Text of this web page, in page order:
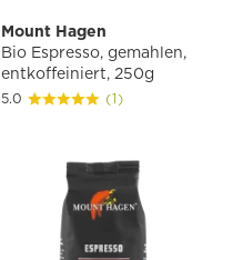
Mount Hagen
Bio Espresso, gemahlen,
entkoffeiniert, 250g
5.0 (1)